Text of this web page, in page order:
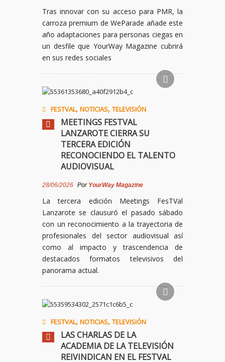
Tras innovar con su acceso para PMR, la
carroza premium de WeParade añade este
año adaptaciones para personas ciegas en
un desfile que YourWay Magazine cubrirá
en sus redes sociales
FESTVAL, NOTICIAS, TELEVISIÓN
MEETINGS FESTVAL
LANZAROTE CIERRA SU
TERCERA EDICIÓN
RECONOCIENDO EL TALENTO
AUDIOVISUAL
28/06/2026 Por YourWay Magazine
La tercera edición Meetings FesTVal
Lanzarote se clausuró el pasado sábado
con un reconocimiento a la trayectoria de
profesionales del sector audiovisual así
como al impacto y trascendencia de
destacados formatos televisivos del
panorama actual.
FESTVAL, NOTICIAS, TELEVISIÓN
LAS CHARLAS DE LA
ACADEMIA DE LA TELEVISIÓN
REIVINDICAN EN EL FESTVAL